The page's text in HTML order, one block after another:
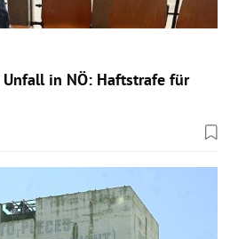
in NÖ: Haftstrafe für